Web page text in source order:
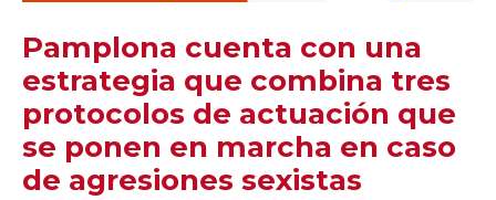
Pamplona cuenta con una
estrategia que combina tres
protocolos de actuación que
se ponen en marcha en caso
de agresiones sexistas